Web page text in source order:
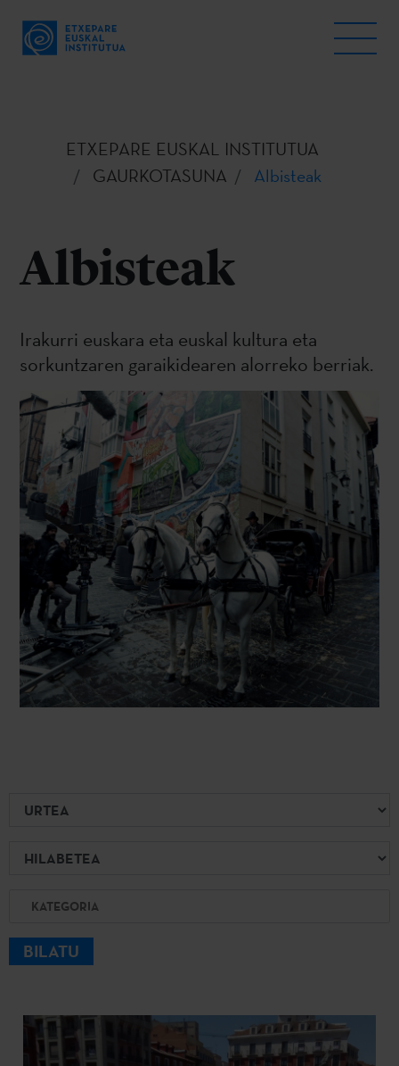
ETXEPARE EUSKAL INSTITUTUA
GAURKOTASUNA
Albisteak
Albisteak
Irakurri euskara eta euskal kultura eta
sorkuntzaren garaikidearen alorreko berriak.
Urtea
Hilabetea
Kategoria
BILATU